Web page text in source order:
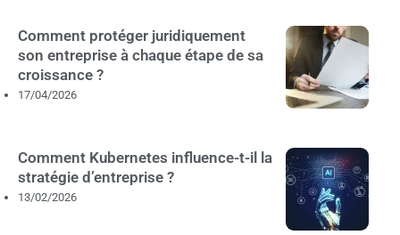
Comment protéger juridiquement
son entreprise à chaque étape de sa
croissance ?
17/04/2026
Comment Kubernetes influence-t-il la
stratégie d’entreprise ?
13/02/2026